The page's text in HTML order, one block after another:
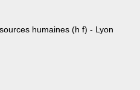
humaines (h f) - Lyon